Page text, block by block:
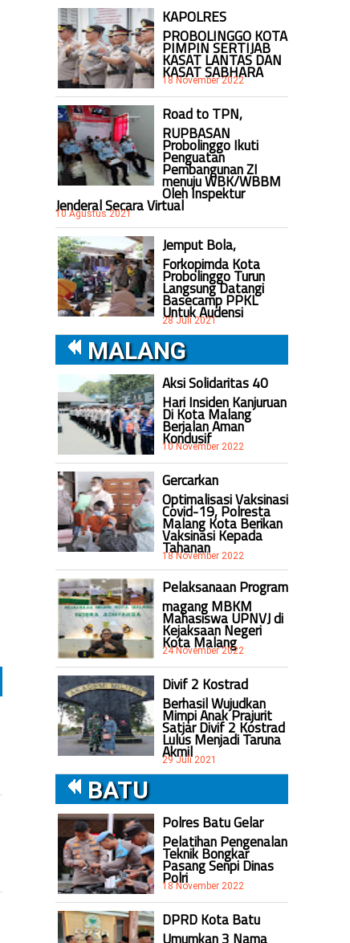
KAPOLRES
PROBOLINGGO KOTA
PIMPIN SERTIJAB
KASAT LANTAS DAN
KASAT SABHARA
18 November 2022
Road to TPN,
RUPBASAN
Probolinggo Ikuti
Penguatan
Pembangunan ZI
menuju WBK/WBBM
Oleh Inspektur
Jenderal Secara Virtual
10 Agustus 2021
Jemput Bola,
Forkopimda Kota
Probolinggo Turun
Langsung Datangi
Basecamp PPKL
Untuk Audensi
28 Juli 2021
MALANG
Aksi Solidaritas 40
Hari Insiden Kanjuruan
Di Kota Malang
Berjalan Aman
Kondusif
10 November 2022
Gercarkan
Optimalisasi Vaksinasi
Covid-19, Polresta
Malang Kota Berikan
Vaksinasi Kepada
Tahanan
18 November 2022
Pelaksanaan Program
magang MBKM
Mahasiswa UPNVJ di
Kejaksaan Negeri
Kota Malang
24 November 2022
Divif 2 Kostrad
Berhasil Wujudkan
Mimpi Anak Prajurit
Satjar Divif 2 Kostrad
Lulus Menjadi Taruna
Akmil
29 Juli 2021
BATU
Polres Batu Gelar
Pelatihan Pengenalan
Teknik Bongkar
Pasang Senpi Dinas
Polri
18 November 2022
DPRD Kota Batu
Umumkan 3 Nama